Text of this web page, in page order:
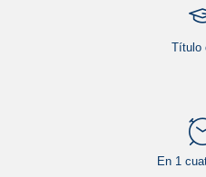
Título
En 1